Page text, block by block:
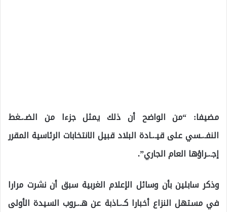
مضيفا: “من الواضح أن ذلك يمثل جزءا من الضـ.ـغط
النفـ.ـسي على قيـ.ـادة البلاد قبيل الانتخابات الرئاسية المقرر
إجـ.ـراؤها العام الجاري”.
وذكر سابلين بأن وسائل الإعلام الغربية سبق أن نشرت مرارا
في مستهل النزاع أخبارا كـ.ـاذبة عن هـ.ـروب السيدة الأولى